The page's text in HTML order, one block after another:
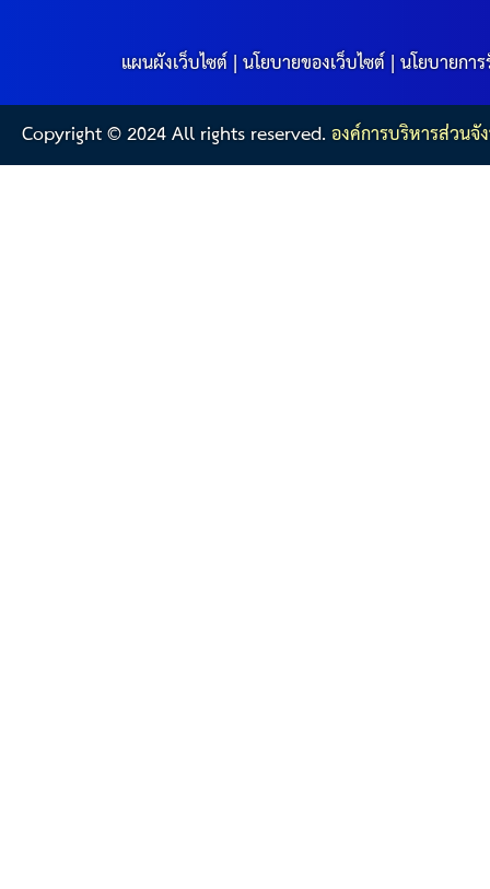
แผนผังเว็บไซต์|นโยบายของเว็บไซต์|นโยบายกา
Copyright © 2024 All rights reserved.องค์การบริหารส่วน